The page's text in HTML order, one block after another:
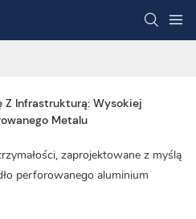
Z Infrastrukturą: Wysokiej
Metalu
zaprojektowane z myślą
perforowanego aluminium